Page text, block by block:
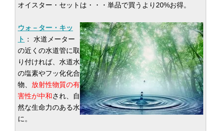
オイスター・セットは・・・単品で買うより20%お得。
ウォ－ター・キッ
ト ： 水道メーター
の近くの水道管に取
り付ければ、水道水
の塩素やフッ化化合
物、 放射性物質の有
害性が中和され、自
然な生命力のある水
に。